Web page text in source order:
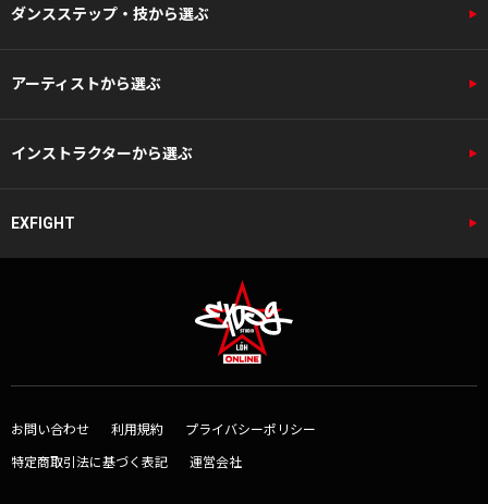
ダンスステップ・技から選ぶ
アーティストから選ぶ
インストラクターから選ぶ
EXFIGHT
お問い合わせ 利用規約 プライバシーポリシー
特定商取引法に基づく表記 運営会社